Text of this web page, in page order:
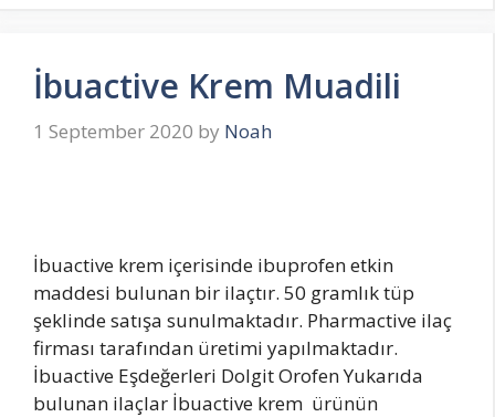
İbuactive Krem Muadili
1 September 2020 by Noah
İbuactive krem içerisinde ibuprofen etkin
maddesi bulunan bir ilaçtır. 50 gramlık tüp
şeklinde satışa sunulmaktadır. Pharmactive ilaç
firması tarafından üretimi yapılmaktadır.
İbuactive Eşdeğerleri Dolgit Orofen Yukarıda
bulunan ilaçlar İbuactive krem ürünün